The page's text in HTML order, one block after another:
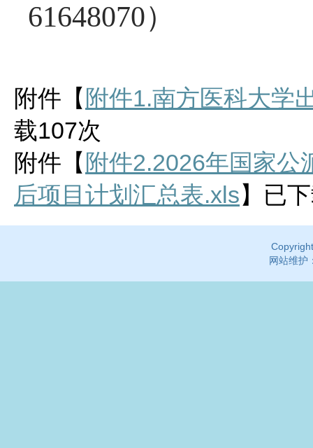
61648070）
附件【 附件1.南方医科大学
载107次
附件【 附件2.2026年国家公
后项目计划汇总表.xls】已
网站维护